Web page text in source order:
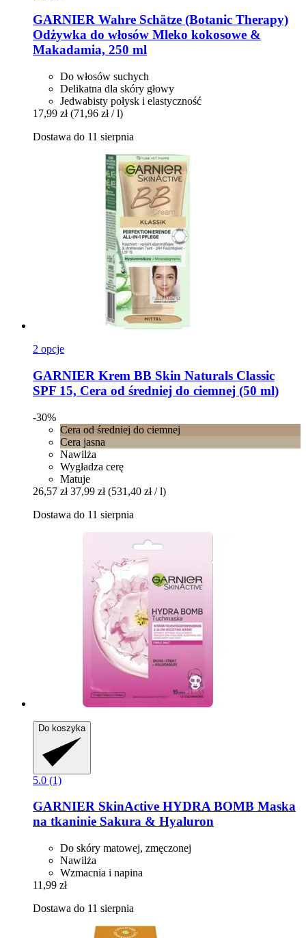
GARNIER Wahre Schätze (Botanic Therapy)
Odżywka do włosów Mleko kokosowe &
Makadamia, 250 ml
Do włosów suchych
Delikatna dla skóry głowy
Jedwabisty połysk i elastyczność
17,99 zł (71,96 zł / l)
Dostawa do 11 sierpnia
2 opcje
GARNIER Krem BB Skin Naturals Classic
SPF 15, Cera od średniej do ciemnej (50 ml)
-30%
Cera od średniej do ciemnej
Cera jasna
Nawilża
Wygładza cerę
Matuje
26,57 zł 37,99 zł (531,40 zł / l)
Dostawa do 11 sierpnia
Do koszyka
5.0 (1)
GARNIER SkinActive HYDRA BOMB Maska
na tkaninie Sakura & Hyaluron
Do skóry matowej, zmęczonej
Nawilża
Wzmacnia i napina
11,99 zł
Dostawa do 11 sierpnia